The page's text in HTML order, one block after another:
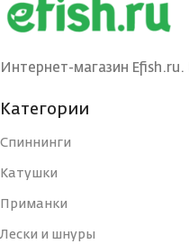
Интернет-магазин Efish.ru.
Категории
Спиннинги
Катушки
Приманки
Лески и шнуры